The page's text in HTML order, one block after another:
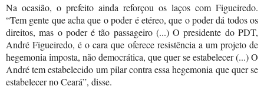
Na ocasião, o prefeito ainda reforçou os laços com Figueiredo.
“Tem gente que acha que o poder é etéreo, que o poder dá todos os
direitos, mas o poder é tão passageiro (...) O presidente do PDT,
André Figueiredo, é o cara que oferece resistência a um projeto de
hegemonia imposta, não democrática, que quer se estabelecer (...) O
André tem estabelecido um pilar contra essa hegemonia que quer se
estabelecer no Ceará”, disse.